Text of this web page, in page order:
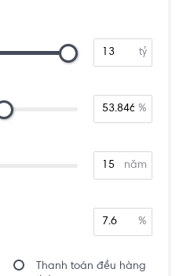
tỷ
%
năm
%
Thanh toán đều hàng